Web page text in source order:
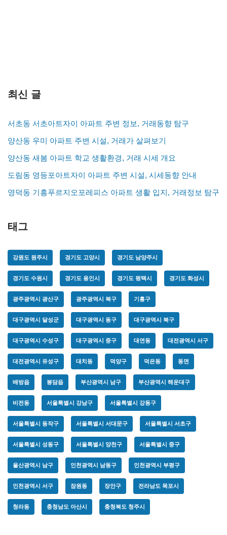
최신 글
서초동 서초아트자이 아파트 주변 정보, 거래동향 탐구
양산동 우미 아파트 주변 시설, 거래가 살펴보기
양산동 새봄 아파트 학교 생활환경, 거래 시세 개요
도림동 영등포아트자이 아파트 주변 시설, 시세동향 안내
영덕동 기흥푸르지오포레피스 아파트 생활 입지, 거래정보 탐구
태그
강원도 원주시 경기도 고양시 경기도 남양주시
경기도 수원시 경기도 용인시 경기도 평택시 경기도 화성시
광주광역시 광산구 광주광역시 북구 기흥구
대구광역시 달성군 대구광역시 동구 대구광역시 북구
대구광역시 수성구 대구광역시 중구 대연동 대전광역시 서구
대전광역시 유성구 대치동 덕양구 덕은동 동면
배방읍 봉담읍 부산광역시 남구 부산광역시 해운대구
비전동 서울특별시 강남구 서울특별시 강동구
서울특별시 동작구 서울특별시 서대문구 서울특별시 서초구
서울특별시 성동구 서울특별시 양천구 서울특별시 중구
울산광역시 남구 인천광역시 남동구 인천광역시 부평구
인천광역시 서구 잠원동 장안구 전라남도 목포시
청라동 충청남도 아산시 충청북도 청주시